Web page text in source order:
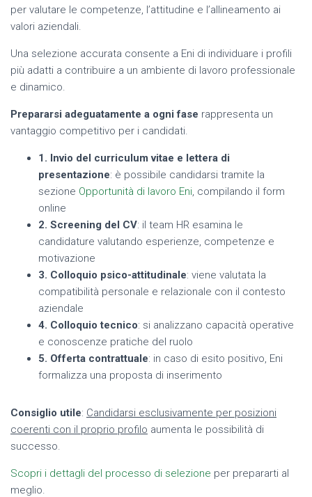
per valutare le competenze, l’attitudine e l’allineamento ai
valori aziendali.
Una selezione accurata consente a Eni di individuare i profili
più adatti a contribuire a un ambiente di lavoro professionale
e dinamico.
Prepararsi adeguatamente a ogni fase rappresenta un
vantaggio competitivo per i candidati.
1. Invio del curriculum vitae e lettera di
presentazione: è possibile candidarsi tramite la
sezione Opportunità di lavoro Eni, compilando il form
online
2. Screening del CV: il team HR esamina le
candidature valutando esperienze, competenze e
motivazione
3. Colloquio psico-attitudinale: viene valutata la
compatibilità personale e relazionale con il contesto
aziendale
4. Colloquio tecnico: si analizzano capacità operative
e conoscenze pratiche del ruolo
5. Offerta contrattuale: in caso di esito positivo, Eni
formalizza una proposta di inserimento
Consiglio utile: Candidarsi esclusivamente per posizioni
coerenti con il proprio profilo aumenta le possibilità di
successo.
Scopri i dettagli del processo di selezione per prepararti al
meglio.